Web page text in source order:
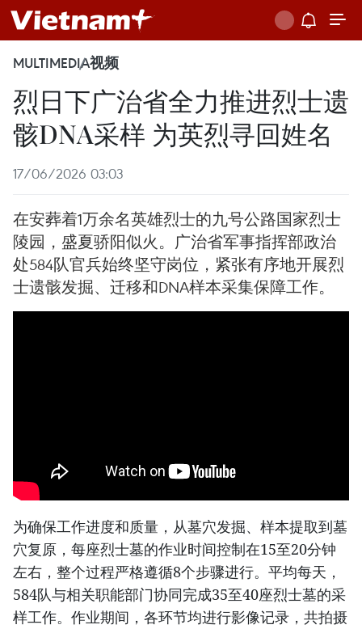
MULTIMEDIA视频
烈日下广治省全力推进烈士遗
骸DNA采样 为英烈寻回姓名
17/06/2026 03:03
在安葬着1万余名英雄烈士的九号公路国家烈士
陵园，盛夏骄阳似火。广治省军事指挥部政治
处584队官兵始终坚守岗位，紧张有序地开展烈
士遗骸发掘、迁移和DNA样本采集保障工作。
为确保工作进度和质量，从墓穴发掘、样本提取到墓
穴复原，每座烈士墓的作业时间控制在15至20分钟
左右，整个过程严格遵循8个步骤进行。平均每天，
584队与相关职能部门协同完成35至40座烈士墓的采
样工作。作业期间，各环节均进行影像记录，共拍摄